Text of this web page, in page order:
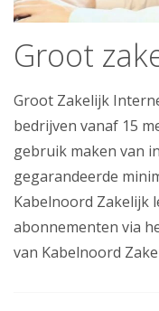
Groot
Groot Zakelijk
bedrijven vanaf 15
gebruik maken van
gegarandeerde
Kabelnoord Zakelijk
abonnementen via
van Kabelnoord